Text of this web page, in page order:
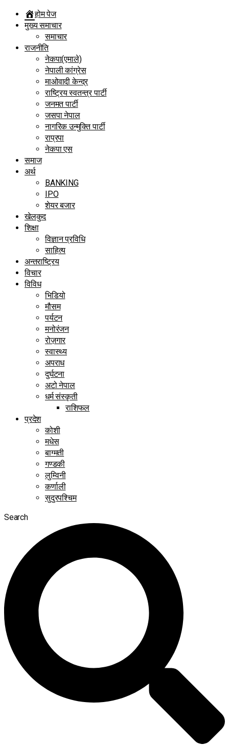
होम पेज
मुख्य समाचार
समाचार
राजनीति
नेकपा(एमाले)
नेपाली कांग्रेस
माओवादी केन्द्र
राष्ट्रिय स्वतन्त्र पार्टी
जनमत पार्टी
जसपा नेपाल
नागरिक उन्मुक्ति पार्टी
राप्रपा
नेकपा एस
समाज
अर्थ
BANKING
IPO
शेयर बजार
खेलकुद
शिक्षा
विज्ञान प्रविधि
साहित्य
अन्तराष्ट्रिय
विचार
विविध
भिडियो
मौसम
पर्यटन
मनोरंजन
रोज़गार
स्वास्थ्य
अपराध
दुर्घटना
अटो नेपाल
धर्म संस्कृती
राशिफल
प्रदेश
कोशी
मधेस
बाग्मती
गण्डकी
लुम्विनी
कर्णाली
सुदुरपश्चिम
Search